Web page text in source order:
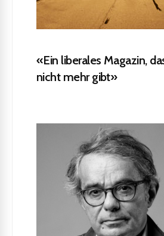
«Ein liberales Magazin,
nicht mehr gibt»